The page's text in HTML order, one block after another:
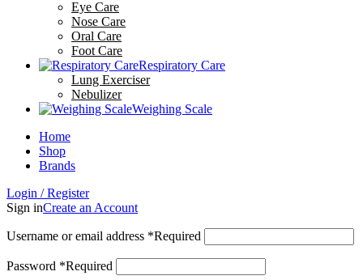
Eye Care
Nose Care
Oral Care
Foot Care
Respiratory Care
Lung Exerciser
Nebulizer
Weighing Scale
Home
Shop
Brands
Login / Register
Sign inCreate an Account
Username or email address *Required
Password *Required